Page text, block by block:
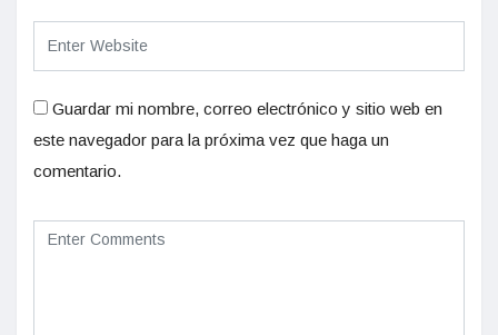
Guardar mi nombre, correo electrónico y sitio web en
este navegador para la próxima vez que haga un
comentario.